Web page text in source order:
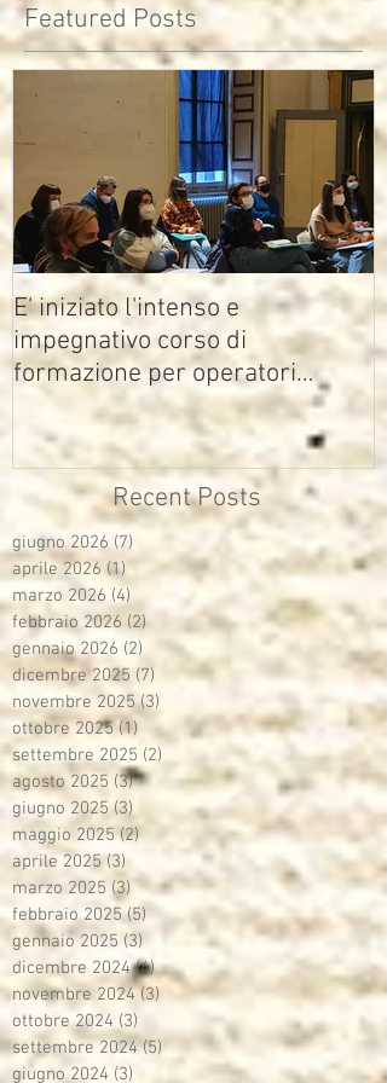
Featured Posts
E' iniziato l'intenso e
impegnativo corso di
formazione per operatori
multimediali Avisco
Recent Posts
giugno 2026 (7)
aprile 2026 (1)1 post
marzo 2026 (4) 4 post
febbraio 2026 (2)2 post
gennaio 2026 (2) 2 post
dicembre 2025 (7) 7 post
novembre 2025 (3)
ottobre 2025 (1) 1 post
settembre 2025 (2) 2 post
agosto 2025 (3)3 post
giugno 2025 (3)3 post
maggio 2025 (2)2 post
aprile 2025 (3)
marzo 2025 (3)3 post
febbraio 2025 (5)5 post
gennaio 2025 (3)3 post
dicembre 2024 (4)4 post
novembre 2024 (3) 3 post
ottobre 2024 (3)
settembre 2024 (5)5 post
giugno 2024 (3)